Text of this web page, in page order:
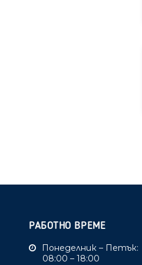
РАБОТНО ВРЕМЕ
Понеделник – Петък:
08:00 – 18:00